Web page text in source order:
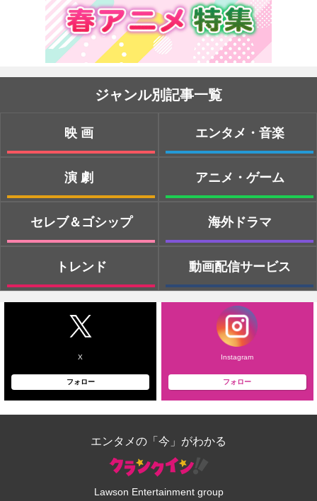
ジャンル別記事一覧
映画
演劇
セレブ＆ゴシップ
トレンド
エンタメ・音楽
アニメ・ゲーム
海外ドラマ
動画配信サービス
X
フォロー
Instagram
フォロー
エンタメの「今」がわかる
Lawson Entertainment group